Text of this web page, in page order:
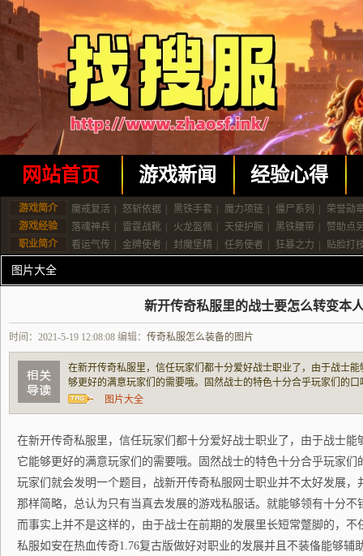
网站首页 游戏新闻 经验心得
游戏简介 魔戒复活 怒斩依据 黑铁手套 魔力项链 僵尸系列
荣誉勋
游戏经验
落魂神兵 雷霆战靴 火龙盔佩 天使护腕 黑铁腰带
赞助点
职业简介
看运气传 金牌使者 封魔堡精 任务使者 狂暴之力 贴脸打
图片大全
新开传奇私服里的战士要怎么转变本
时间：2021-5-19 12:08:08 编辑： 传奇私服怎么装备的图片
在新开传奇私服里，信任玩家们都十分爱好战士职业了，由于战士
够更好的满意玩家们的需要哦。固然战士的特色十分合乎玩家们的
会发明一个题目，战新开传奇私服网士职业并不太好发展，并且也不
认为只有当真去发展的游戏私服话。就能够
图片大全
在新开传奇私服里，信任玩家们都十分爱好战士职业了，由于战士
它能够更好的满意玩家们的需要哦。固然战士的特色十分合乎玩家
玩家们就会发明一个题目，战新开传奇私服网士职业并不太好发展，
那样简略，总认为只有当真去发展的游戏私服话。就能够领有十分不
而事实上并不是这样的，由于战士在前期的发展里长短常蹩脚的，
私服如安在热血传奇1.76复古版做好对职业的发展并且不装俻能够辅